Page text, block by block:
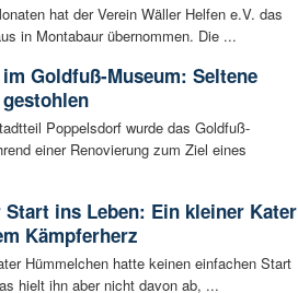
hat der Verein Wäller Helfen e.V. das
in Montabaur übernommen. Die ...
Goldfuß-Museum: Seltene
Poppelsdorf wurde das Goldfuß-
einer Renovierung zum Ziel eines
Start ins Leben: Ein kleiner Kater
Kämpferherz
Hümmelchen hatte keinen einfachen Start
hielt ihn aber nicht davon ab, ...